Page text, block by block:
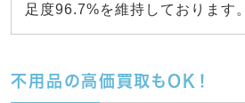
足度96.7%を維持しております。
不用品の高価買取もOK！